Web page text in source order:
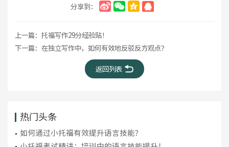
分享到：
上一篇： 托福写作29分经验贴！
下一篇： 在独立写作中，如何有效地反驳反方观点？
返回列表
热门头条
如何通过小托福有效提升语言技能？